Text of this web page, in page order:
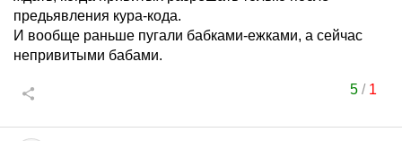
предьявления кура-кода.
И вообще раньше пугали бабками-ежками, а сейчас
непривитыми бабами.
5/ 1